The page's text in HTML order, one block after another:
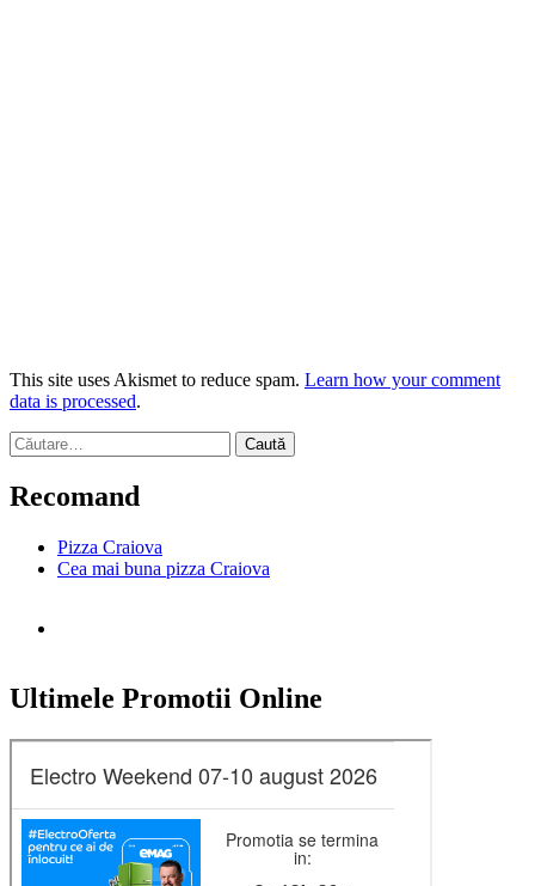
This site uses Akismet to reduce spam. Learn how your comment
data is processed.
Caută
după:
Recomand
Pizza Craiova
Cea mai buna pizza Craiova
Ultimele Promotii Online